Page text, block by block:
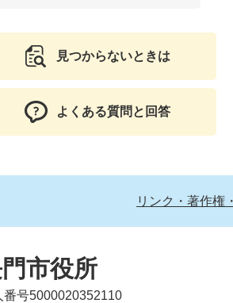
見つからないときは
よくある質問と回答
リンク・著作権
市役所
番号5000020352110